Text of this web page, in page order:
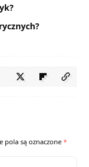
pola są oznaczone *